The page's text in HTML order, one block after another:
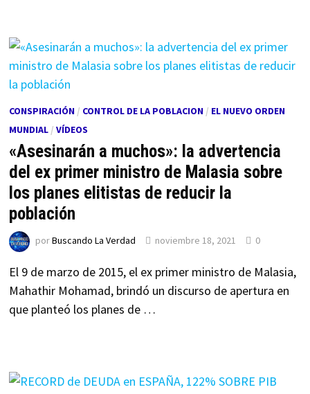
CONSPIRACIÓN/ CONTROL DE LA POBLACION/ EL NUEVO ORDEN
MUNDIAL/ VÍDEOS
«Asesinarán a muchos»: la advertencia
del ex primer ministro de Malasia sobre
los planes elitistas de reducir la
población
porBuscando La Verdad noviembre 18, 2021 0
El 9 de marzo de 2015, el ex primer ministro de Malasia,
Mahathir Mohamad, brindó un discurso de apertura en
que planteó los planes de …